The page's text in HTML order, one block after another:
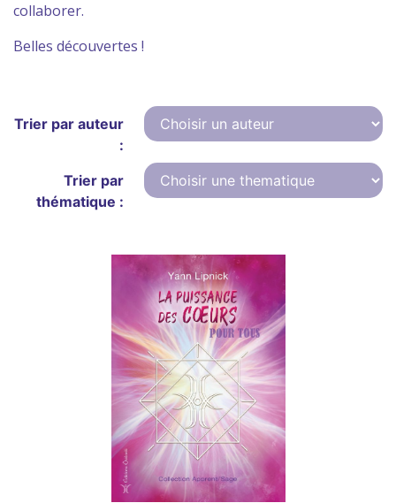
collaborer.
Belles découvertes !
Trier par auteur
:
Trier par
thématique :